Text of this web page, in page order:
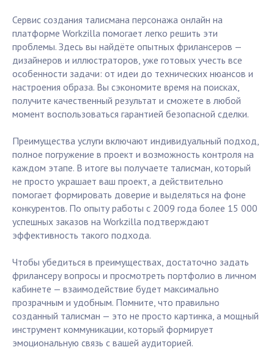
Сервис создания талисмана персонажа онлайн на
платформе Workzilla помогает легко решить эти
проблемы. Здесь вы найдёте опытных фрилансеров —
дизайнеров и иллюстраторов, уже готовых учесть все
особенности задачи: от идеи до технических нюансов и
настроения образа. Вы сэкономите время на поисках,
получите качественный результат и сможете в любой
момент воспользоваться гарантией безопасной сделки.
Преимущества услуги включают индивидуальный подход,
полное погружение в проект и возможность контроля на
каждом этапе. В итоге вы получаете талисман, который
не просто украшает ваш проект, а действительно
помогает формировать доверие и выделяться на фоне
конкурентов. По опыту работы с 2009 года более 15 000
успешных заказов на Workzilla подтверждают
эффективность такого подхода.
Чтобы убедиться в преимуществах, достаточно задать
фрилансеру вопросы и просмотреть портфолио в личном
кабинете — взаимодействие будет максимально
прозрачным и удобным. Помните, что правильно
созданный талисман — это не просто картинка, а мощный
инструмент коммуникации, который формирует
эмоциональную связь с вашей аудиторией.